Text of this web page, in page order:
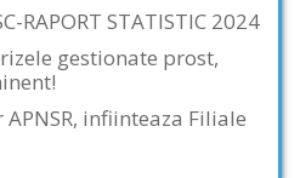
RAPORT STATISTIC 2024
gestionate prost,
infiinteaza Filiale